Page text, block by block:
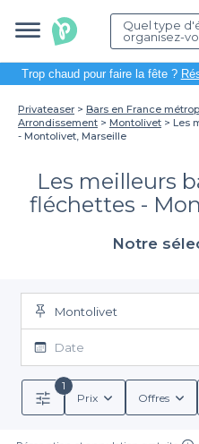
Quel type
organisez-
Trop chaud pour faire la fête ?
Privateaser Bars en France
Arrondissement
Montolivet
Les
- Montolivet, Marseille
Les meilleurs
fléchettes -
Notre
Montolivet
Date
1
Prix
Offres